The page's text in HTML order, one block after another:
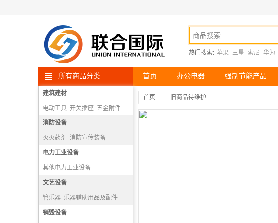
热门搜索: 苹果 三星 索尼 华为
所有商品分类 首页 办公电器 强制节能产品
建筑建材
电动工具 开关插座 五金附件
高空安防用品
消防设备
灭火药剂 消防宣传装备
消防报警机
隔绝式正压氧气呼吸器
电力工业设备
其他电力工业设备
文艺设备
管乐器 乐器辅助用品及配件
打击乐器
销毁设备
首页 旧商品待维护